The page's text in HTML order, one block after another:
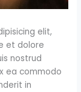
elit,
et dolore
nostrud
ea commodo
in